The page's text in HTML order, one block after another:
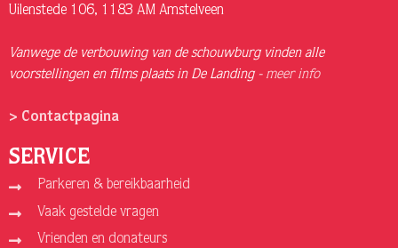
Uilenstede 106, 1183 AM Amstelveen
Vanwege de verbouwing van de schouwburg vinden alle
voorstellingen en films plaats in De Landing - meer info
> Contactpagina
SERVICE
Parkeren & bereikbaarheid
Vaak gestelde vragen
Vrienden en donateurs